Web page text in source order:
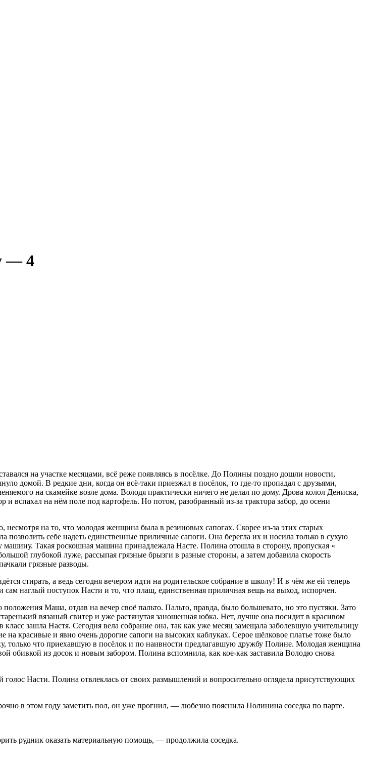
— 4
на участке месяцами, всё реже появляясь в посёлке. До Полины поздно дошли новости,
домой. В редкие дни, когда он всё-таки приезжал в посёлок, то где-то пропадал с друзьями,
на скамейке возле дома. Володя практически ничего не делал по дому. Дрова колол Дениска,
вспахал на нём поле под картофель. Но потом, разобранный из-за трактора забор, до осени
на то, что молодая женщина была в резиновых сапогах. Скорее из-за этих старых
себе надеть единственные приличные сапоги. Она берегла их и носила только в сухую
машину. Такая роскошная машина принадлежала Насте. Полина отошла в сторону, пропуская «
глубокой луже, рассыпая грязные брызги в разные стороны, а затем добавила скорость
грязные разводы.
стирать, а ведь сегодня вечером идти на родительское собрание в школу! И в чём же ей теперь
наглый поступок Насти и то, что плащ, единственная приличная вещь на выход, испорчен.
Маша, отдав на вечер своё пальто. Пальто, правда, было большевато, но это пустяки. Зато
вязаный свитер и уже растянутая заношенная юбка. Нет, лучше она посидит в красивом
зашла Настя. Сегодня вела собрание она, так как уже месяц замещала заболевшую учительницу
красивые и явно очень дорогие сапоги на высоких каблуках. Серое шёлковое платье тоже было
только что приехавшую в посёлок и по наивности предлагавшую дружбу Полине. Молодая женщина
обивкой из досок и новым забором. Полина вспомнила, как кое-как заставила Володю снова
Насти. Полина отвлеклась от своих размышлений и вопросительно оглядела присутствующих
в этом году заметить пол, он уже прогнил, — любезно пояснила Полинина соседка по парте.
рудник оказать материальную помощь, — продолжила соседка.